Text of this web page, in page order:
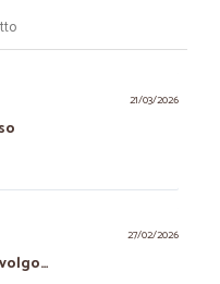
21/03/2026
27/02/2026